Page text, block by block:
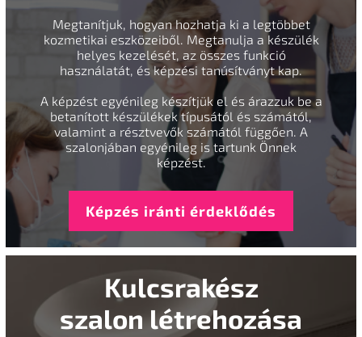
Megtanítjuk, hogyan hozhatja ki a legtöbbet
kozmetikai eszközeiből. Megtanulja a készülék
helyes kezelését, az összes funkció
használatát, és képzési tanúsítványt kap.
A képzést egyénileg készítjük el és árazzuk be a
betanított készülékek típusától és számától,
valamint a résztvevők számától függően. A
szalonjában egyénileg is tartunk Önnek
képzést.
Képzés iránti érdeklődés
Kulcsrakész
szalon létrehozása